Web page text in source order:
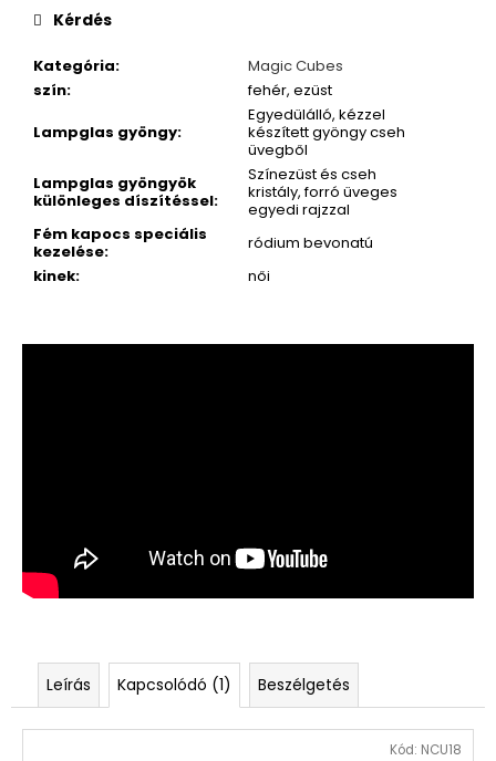
Kategória:
Magic Cubes
szín:
fehér, ezüst
Lampglas gyöngy:
Egyedülálló, kézzel
készített gyöngy cseh
üvegből
Lampglas gyöngyök
különleges díszítéssel:
Színezüst és cseh
kristály, forró üveges
egyedi rajzzal
Fém kapocs speciális
kezelése:
ródium bevonatú
kinek: női
Kérdés
Leírás Kapcsolódó (1) Beszélgetés
Kód: NCU18